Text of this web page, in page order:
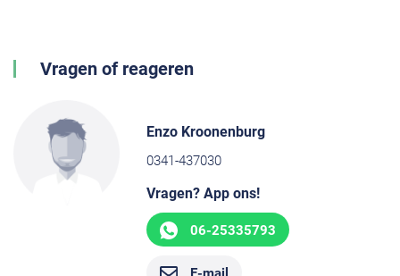
Vragen of reageren
Enzo Kroonenburg
0341-437030
Vragen? App ons!
06-25335793